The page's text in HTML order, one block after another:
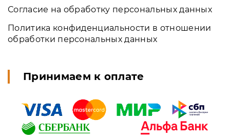
Согласие на обработку персональных данных
Политика конфиденциальности в отношении
обработки персональных данных
Принимаем к оплате